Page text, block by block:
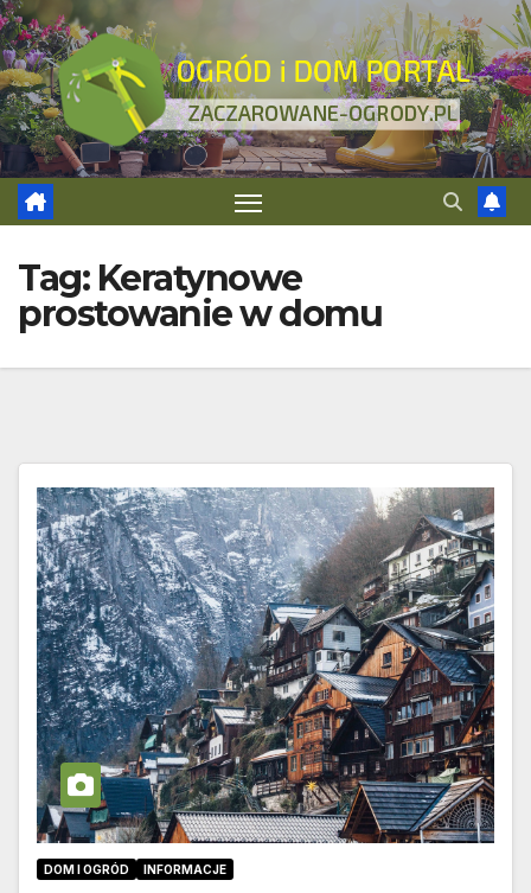
Skip
to
content
Tag: Keratynowe
prostowanie w domu
DOM I OGRÓD INFORMACJE